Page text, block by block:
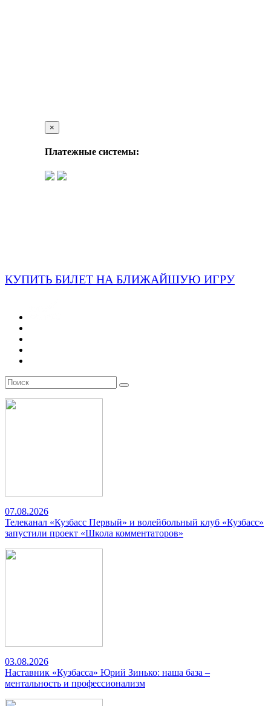
×
Платежные системы:
КУПИТЬ БИЛЕТ НА БЛИЖАЙШУЮ ИГРУ
07.08.2026
Телеканал «Кузбасс Первый» и волейбольный клуб «Кузбасс»
запустили проект «Школа комментаторов»
03.08.2026
Наставник «Кузбасса» Юрий Зинько: наша база –
ментальность и профессионализм